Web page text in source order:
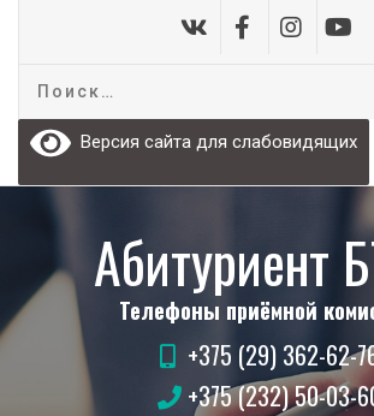
Версия сайта для слабовидящих
Абитуриент
Телефоны приёмной
+375 (29) 362-62-
+375 (232) 50-03-